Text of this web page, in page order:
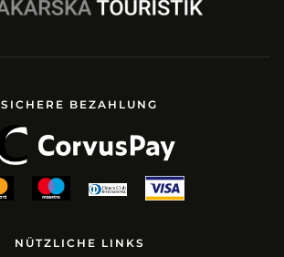
SICHERE BEZAHLUNG
NÜTZLICHE LINKS